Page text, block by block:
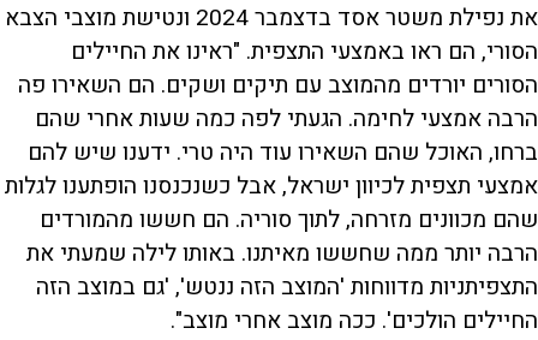
את נפילת משטר אסד בדצמבר 2024 ונטישת מוצבי הצבא
הסורי, הם ראו באמצעי התצפית. "ראינו את החיילים
הסורים יורדים מהמוצב עם תיקים ושקים. הם השאירו פה
הרבה אמצעי לחימה. הגעתי לפה כמה שעות אחרי שהם
ברחו, האוכל שהם השאירו עוד היה טרי. ידענו שיש להם
אמצעי תצפית לכיוון ישראל, אבל כשנכנסנו הופתענו לגלות
שהם מכוונים מזרחה, לתוך סוריה. הם חששו מהמורדים
הרבה יותר ממה שחששו מאיתנו. באותו לילה שמעתי את
התצפיתניות מדווחות 'המוצב הזה ננטש', 'גם במוצב הזה
החיילים הולכים'. ככה מוצב אחרי מוצב".